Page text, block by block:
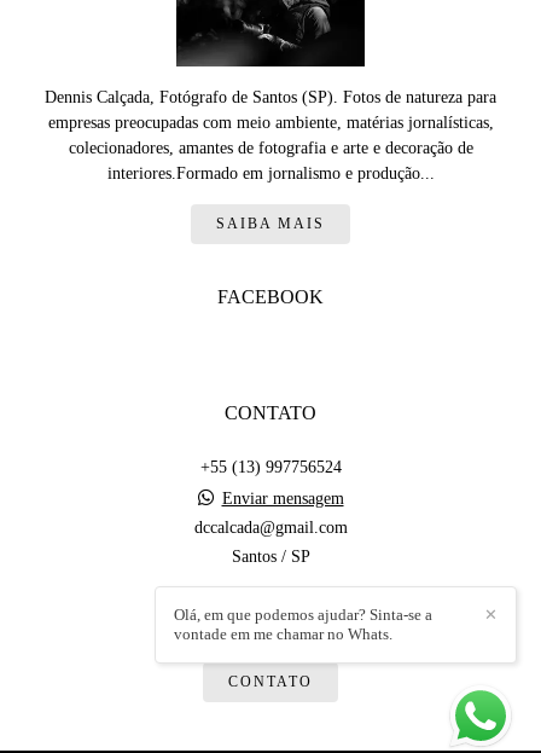
Dennis Calçada, Fotógrafo de Santos (SP). Fotos de natureza para
empresas preocupadas com meio ambiente, matérias jornalísticas,
colecionadores, amantes de fotografia e arte e decoração de
interiores.Formado em jornalismo e produção...
SAIBA MAIS
FACEBOOK
CONTATO
+55 (13) 997756524
Enviar mensagem
dccalcada@gmail.com
Santos / SP
CONTATO
✕
Olá, em que podemos ajudar? Sinta-se a
vontade em me chamar no Whats.